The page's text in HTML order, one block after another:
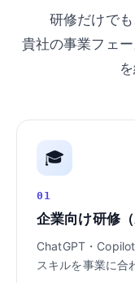
研修だけで
貴社の事業フェ
🎓
01
企業向け研修
ChatGPT・
スキルを事業に合